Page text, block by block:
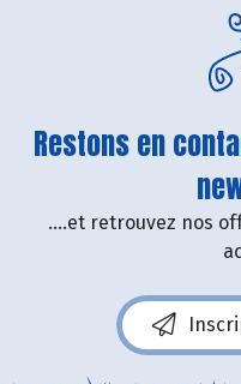
Restons en
....et retrouvez nos